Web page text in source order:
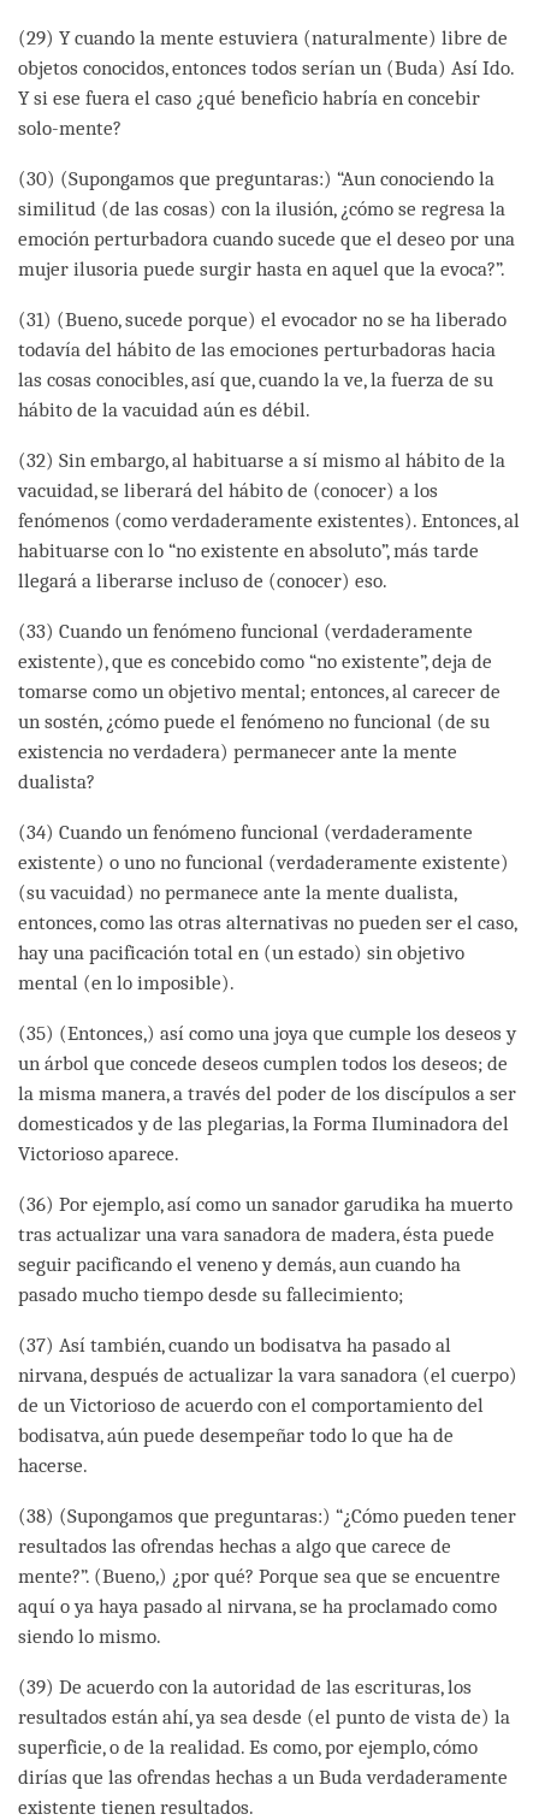
(29) Y cuando la mente estuviera (naturalmente) libre de
objetos conocidos, entonces todos serían un (Buda) Así Ido.
Y si ese fuera el caso ¿qué beneficio habría en concebir
solo-mente?
(30) (Supongamos que preguntaras:) “Aun conociendo la
similitud (de las cosas) con la ilusión, ¿cómo se regresa la
emoción perturbadora cuando sucede que el deseo por una
mujer ilusoria puede surgir hasta en aquel que la evoca?”.
(31) (Bueno, sucede porque) el evocador no se ha liberado
todavía del hábito de las emociones perturbadoras hacia
las cosas conocibles, así que, cuando la ve, la fuerza de su
hábito de la vacuidad aún es débil.
(32) Sin embargo, al habituarse a sí mismo al hábito de la
vacuidad, se liberará del hábito de (conocer) a los
fenómenos (como verdaderamente existentes). Entonces, al
habituarse con lo “no existente en absoluto”, más tarde
llegará a liberarse incluso de (conocer) eso.
(33) Cuando un fenómeno funcional (verdaderamente
existente), que es concebido como “no existente”, deja de
tomarse como un objetivo mental; entonces, al carecer de
un sostén, ¿cómo puede el fenómeno no funcional (de su
existencia no verdadera) permanecer ante la mente
dualista?
(34) Cuando un fenómeno funcional (verdaderamente
existente) o uno no funcional (verdaderamente existente)
(su vacuidad) no permanece ante la mente dualista,
entonces, como las otras alternativas no pueden ser el caso,
hay una pacificación total en (un estado) sin objetivo
mental (en lo imposible).
(35) (Entonces,) así como una joya que cumple los deseos y
un árbol que concede deseos cumplen todos los deseos; de
la misma manera, a través del poder de los discípulos a ser
domesticados y de las plegarias, la Forma Iluminadora del
Victorioso aparece.
(36) Por ejemplo, así como un sanador garudika ha muerto
tras actualizar una vara sanadora de madera, ésta puede
seguir pacificando el veneno y demás, aun cuando ha
pasado mucho tiempo desde su fallecimiento;
(37) Así también, cuando un bodisatva ha pasado al
nirvana, después de actualizar la vara sanadora (el cuerpo)
de un Victorioso de acuerdo con el comportamiento del
bodisatva, aún puede desempeñar todo lo que ha de
hacerse.
(38) (Supongamos que preguntaras:) “¿Cómo pueden tener
resultados las ofrendas hechas a algo que carece de
mente?”. (Bueno,) ¿por qué? Porque sea que se encuentre
aquí o ya haya pasado al nirvana, se ha proclamado como
siendo lo mismo.
(39) De acuerdo con la autoridad de las escrituras, los
resultados están ahí, ya sea desde (el punto de vista de) la
superficie, o de la realidad. Es como, por ejemplo, cómo
dirías que las ofrendas hechas a un Buda verdaderamente
existente tienen resultados.